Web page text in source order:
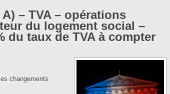
– TVA – opérations
du logement social –
du taux de TVA à compter
changements